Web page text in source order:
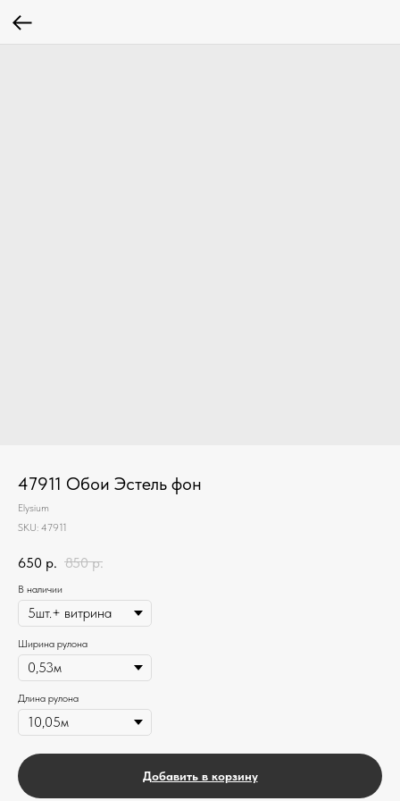
47911 Обои Эстель фон
Elysium
SKU: 47911
650 р. 850 р.
В наличии
Ширина рулона
Длина рулона
Добавить в корзину